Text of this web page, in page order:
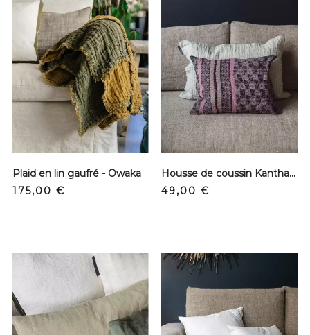
Plaid en lin gaufré - Owaka
Prix
175,00 €
Housse de coussin Kantha - Noir, parme et vert d'eau
Prix
49,00 €